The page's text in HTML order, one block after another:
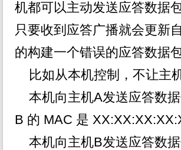
机都可以主动发送应答数据
只要收到应答广播就会更新
的构建一个错误的应答数据
比如从本机控制，不让主
本机向主机A发送应答数
B 的 MAC 是
本机向主机B发送应答数